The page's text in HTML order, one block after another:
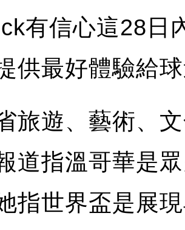
有信心這28日
供最好體驗給
旅遊、藝術、
道指溫哥華是
指世界盃是展